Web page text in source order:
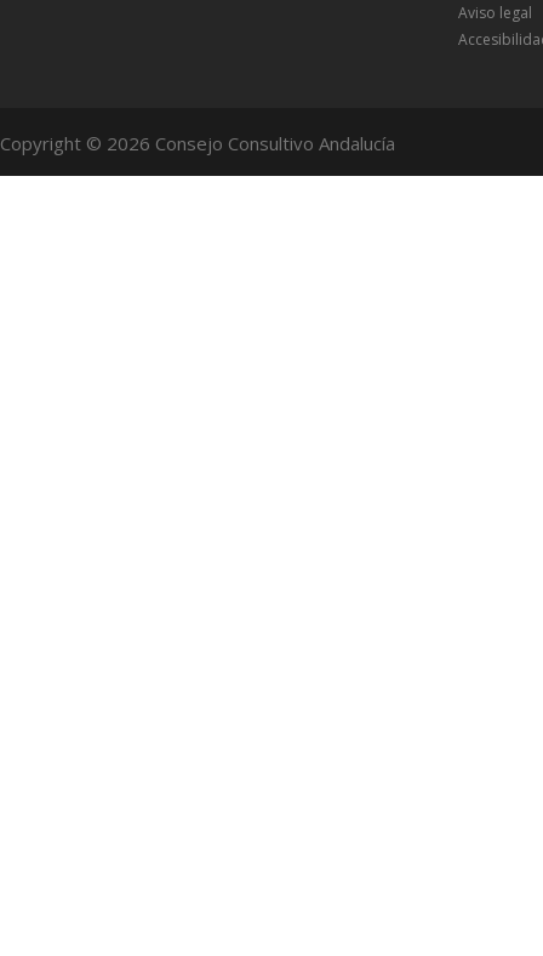
Aviso legal
Copyright © 2026 Consejo Consultivo Andalucía